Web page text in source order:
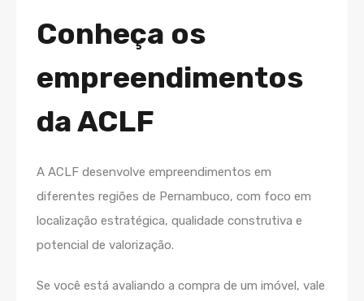
Conheça os
empreendimentos
da ACLF
A ACLF desenvolve empreendimentos em
diferentes regiões de Pernambuco, com foco em
localização estratégica, qualidade construtiva e
potencial de valorização.
Se você está avaliando a compra de um imóvel, vale